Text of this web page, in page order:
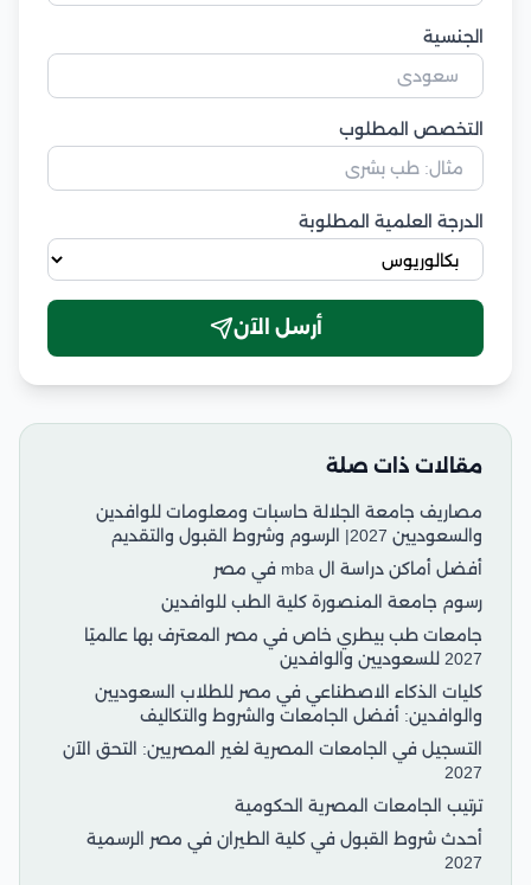
الجنسية
التخصص المطلوب
الدرجة العلمية المطلوبة
أرسل الآن
مقالات ذات صلة
مصاريف جامعة الجلالة حاسبات ومعلومات للوافدين
والسعوديين 2027| الرسوم وشروط القبول والتقديم
أفضل أماكن دراسة ال mba في مصر
رسوم جامعة المنصورة كلية الطب للوافدين
جامعات طب بيطري خاص في مصر المعترف بها عالميًا
2027 للسعوديين والوافدين
كليات الذكاء الاصطناعي في مصر للطلاب السعوديين
والوافدين: أفضل الجامعات والشروط والتكاليف
التسجيل في الجامعات المصرية لغير المصريين: التحق الآن
2027
ترتيب الجامعات المصرية الحكومية
أحدث شروط القبول في كلية الطيران في مصر الرسمية
2027